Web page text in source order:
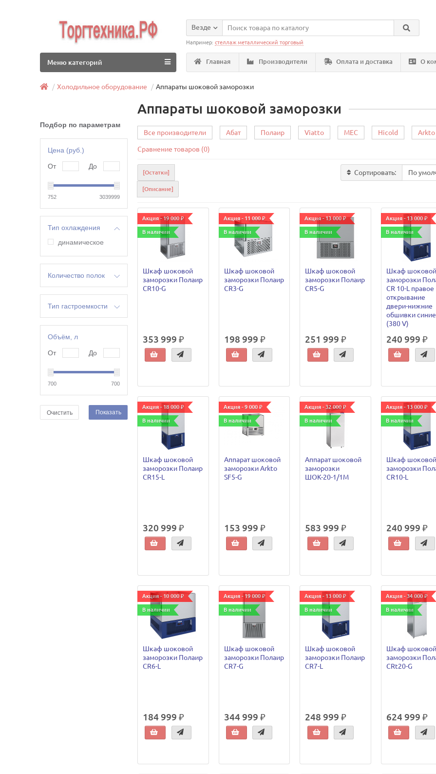
Везде
Например:стеллаж металлический торговый
Главная Производители Оплата и доставка О
Меню категорий
Холодильное оборудование Аппараты шоковой заморозки
Подбор по параметрам
Цена (руб.)
От До
752 3039999
Тип охлаждения
динамическое
Количество полок
4
5
10
2*20
6
20
Тип гастроемкости
GN 1/1
Объём, л
От До
700 700
Очистить Показать
Аппараты шоковой заморозки
Все производители Абат Полаир Viatto MEC Hicold Arkto
Сравнение товаров (0)
[Остатки]
[Описание]
Сортировать:
Акция - 19 000 ₽
В наличии
Шкаф шоковой
заморозки Полаир
CR10-G
353 999 ₽
Акция - 11 000 ₽
В наличии
Шкаф шоковой
заморозки Полаир
CR3-G
198 999 ₽
Акция - 13 000 ₽
В наличии
Шкаф шоковой
заморозки Полаир
CR5-G
251 999 ₽
Акция - 13 000 ₽
В наличии
Шкаф шоковой
заморозки
CR 10-L правое
открывание
двери-нижние
обшивки синие
(380 V)
240 999 ₽
Акция - 18 000 ₽
В наличии
Шкаф шоковой
заморозки Полаир
CR15-L
320 999 ₽
Акция - 9 000 ₽
В наличии
Аппарат шоковой
заморозки Arkto
SF5-G
153 999 ₽
Акция - 32 000 ₽
В наличии
Аппарат шоковой
заморозки
ШОК-20-1/1М
583 999 ₽
Акция - 13 000 ₽
В наличии
Шкаф шоковой
заморозки
CR10-L
240 999 ₽
Акция - 10 000 ₽
В наличии
Шкаф шоковой
заморозки Полаир
CR6-L
184 999 ₽
Акция - 19 000 ₽
В наличии
Шкаф шоковой
заморозки Полаир
CR7-G
344 999 ₽
Акция - 13 000 ₽
В наличии
Шкаф шоковой
заморозки Полаир
CR7-L
248 999 ₽
Акция - 34 000 ₽
В наличии
Шкаф шоковой
заморозки
CRt20-G
624 999 ₽